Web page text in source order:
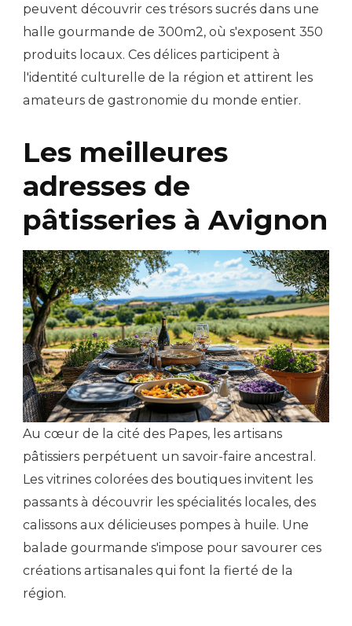
peuvent découvrir ces trésors sucrés dans une
halle gourmande de 300m2, où s'exposent 350
produits locaux. Ces délices participent à
l'identité culturelle de la région et attirent les
amateurs de gastronomie du monde entier.
Les meilleures
adresses de
pâtisseries à Avignon
Au cœur de la cité des Papes, les artisans
pâtissiers perpétuent un savoir-faire ancestral.
Les vitrines colorées des boutiques invitent les
passants à découvrir les spécialités locales, des
calissons aux délicieuses pompes à huile. Une
balade gourmande s'impose pour savourer ces
créations artisanales qui font la fierté de la
région.